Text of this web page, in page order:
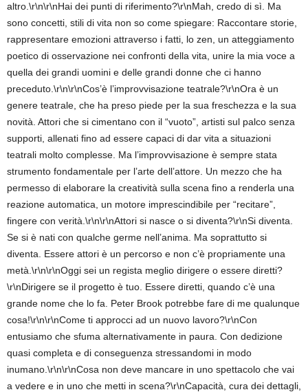
altro.\r\n\r\nHai dei punti di riferimento?\r\nMah, credo di sì. Ma
sono concetti, stili di vita non so come spiegare: Raccontare storie,
rappresentare emozioni attraverso i fatti, lo zen, un atteggiamento
poetico di osservazione nei confronti della vita, unire la mia voce a
quella dei grandi uomini e delle grandi donne che ci hanno
preceduto.\r\n\r\nCos’è l’improvvisazione teatrale?\r\nOra è un
genere teatrale, che ha preso piede per la sua freschezza e la sua
novità. Attori che si cimentano con il “vuoto”, artisti sul palco senza
supporti, allenati fino ad essere capaci di dar vita a situazioni
teatrali molto complesse. Ma l’improvvisazione è sempre stata
strumento fondamentale per l’arte dell’attore. Un mezzo che ha
permesso di elaborare la creatività sulla scena fino a renderla una
reazione automatica, un motore imprescindibile per “recitare”,
fingere con verità.\r\n\r\nAttori si nasce o si diventa?\r\nSi diventa.
Se si è nati con qualche germe nell’anima. Ma soprattutto si
diventa. Essere attori è un percorso e non c’è propriamente una
metà.\r\n\r\nOggi sei un regista meglio dirigere o essere diretti?
\r\nDirigere se il progetto è tuo. Essere diretti, quando c’è una
grande nome che lo fa. Peter Brook potrebbe fare di me qualunque
cosa!\r\n\r\nCome ti approcci ad un nuovo lavoro?\r\nCon
entusiamo che sfuma alternativamente in paura. Con dedizione
quasi completa e di conseguenza stressandomi in modo
inumano.\r\n\r\nCosa non deve mancare in uno spettacolo che vai
a vedere e in uno che metti in scena?\r\nCapacità, cura dei dettagli,